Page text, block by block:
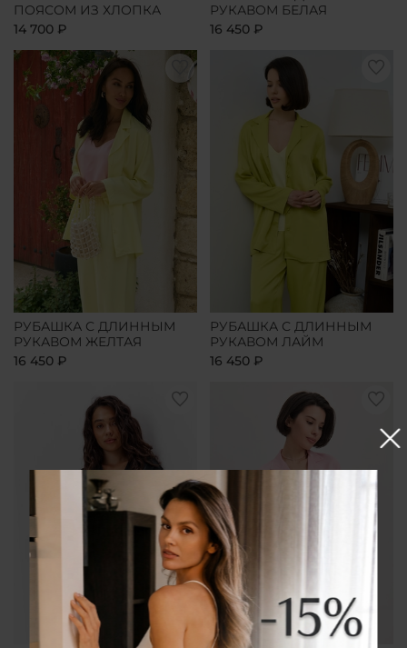
ПОЯСОМ ИЗ ХЛОПКА
14 700 ₽
РУКАВОМ БЕЛАЯ
16 450 ₽
РУБАШКА С ДЛИННЫМ
РУКАВОМ ЖЕЛТАЯ
16 450 ₽
РУБАШКА С ДЛИННЫМ
РУКАВОМ ЛАЙМ
16 450 ₽